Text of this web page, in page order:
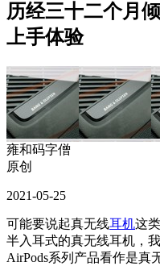
历经三十二个月
上手体验
雍和码字僧
原创
2021-05-25
可能要说起真无线耳机这
半入耳式的真无线耳机，
AirPods系列产品看作是真